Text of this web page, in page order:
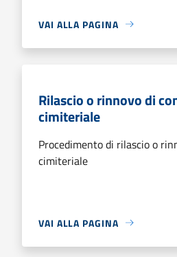
VAI ALLA PAGINA
Rilascio o rinnovo di
cimiteriale
Procedimento di rilascio o
cimiteriale
VAI ALLA PAGINA